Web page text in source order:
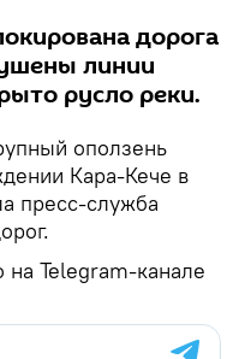
дорога
линии
русло реки.
оползень
Кара-Кече в
пресс-служба
Telegram-канале